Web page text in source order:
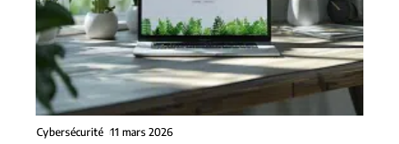
Cybersécurité 11 mars 2026